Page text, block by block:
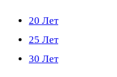
20 Лет
25 Лет
30 Лет